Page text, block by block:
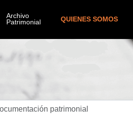
QUIENES SOMOS